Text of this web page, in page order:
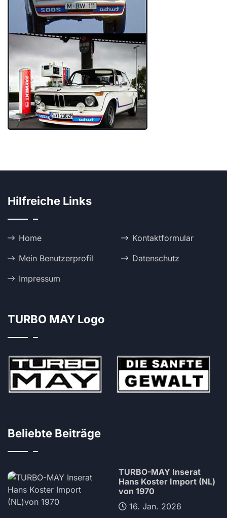
Hilfreiche Links
Home
Kontaktformular
Mein Benutzerprofil
Datenschutz
Impressum
TURBO MAY Logo
Beliebte Beiträge
TURBO-MAY Inserat
Hans Koster Import (NL)
von 1970
16. Jan. 2026